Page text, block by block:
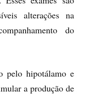
alterações na
do
pelo hipotálamo e
a produção de